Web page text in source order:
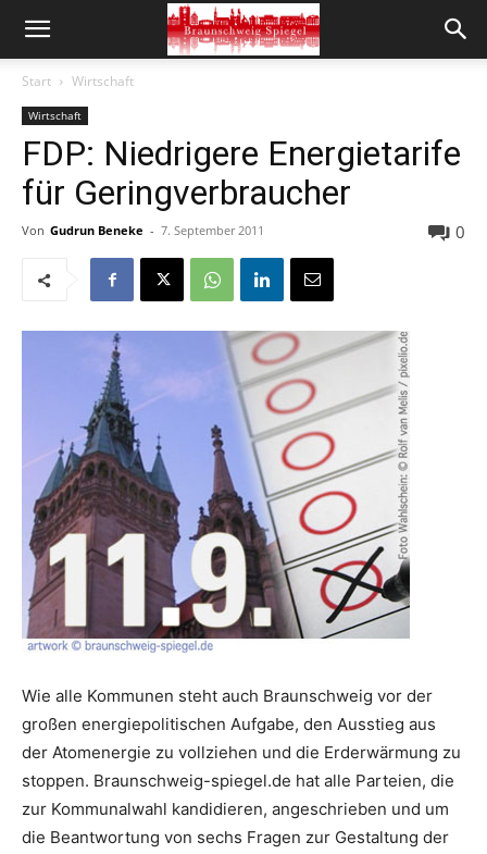
Start Wirtschaft
Wirtschaft
FDP: Niedrigere Energietarife
für Geringverbraucher
Von Gudrun Beneke - 7. September 2011 0
Wie alle Kommunen steht auch Braunschweig vor der
großen energiepolitischen Aufgabe, den Ausstieg aus
der Atomenergie zu vollziehen und die Erderwärmung zu
stoppen. Braunschweig-spiegel.de hat alle Parteien, die
zur Kommunalwahl kandidieren, angeschrieben und um
die Beantwortung von sechs Fragen zur Gestaltung der